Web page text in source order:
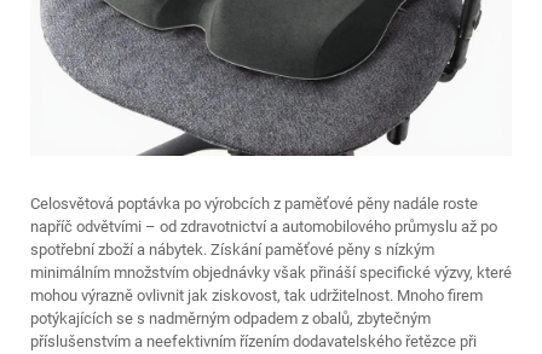
Celosvětová poptávka po výrobcích z paměťové pěny nadále roste
napříč odvětvími – od zdravotnictví a automobilového průmyslu až po
spotřební zboží a nábytek. Získání paměťové pěny s nízkým
minimálním množstvím objednávky však přináší specifické výzvy, které
mohou výrazně ovlivnit jak ziskovost, tak udržitelnost. Mnoho firem
potýkajících se s nadměrným odpadem z obalů, zbytečným
příslušenstvím a neefektivním řízením dodavatelského řetězce při